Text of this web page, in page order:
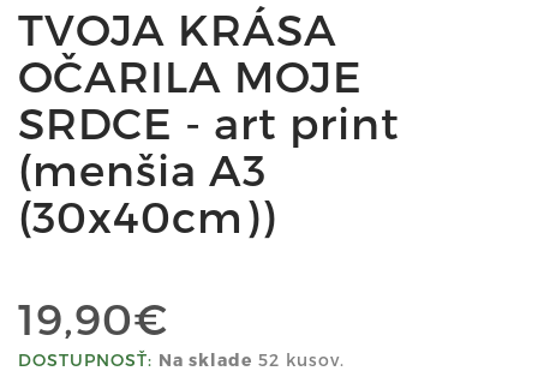
TVOJA KRÁSA
OČARILA MOJE
SRDCE - art print
(menšia A3
(30x40cm))
19,90€
DOSTUPNOSŤ: Na sklade 52 kusov.